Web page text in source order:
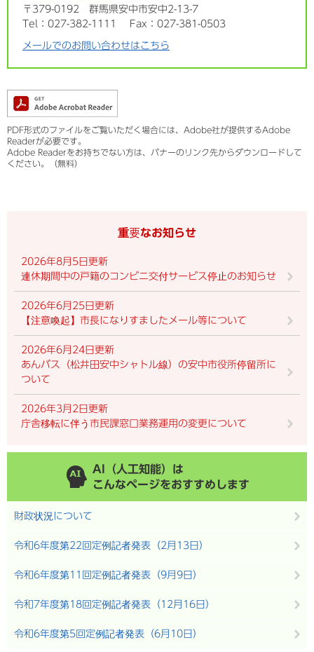
〒379-0192
群馬県安中市安中2-13-7
Tel：027-382-1111
Fax：027-381-0503
メールでのお問い合わせはこちら
PDF形式のファイルをご覧いただく場合には、Adobe社が提供するAdobe
Readerが必要です。
Adobe Readerをお持ちでない方は、バナーのリンク先からダウンロードして
ください。（無料）
重要なお知らせ
2026年8月5日更新
連休期間中の戸籍のコンビニ交付サービス停止のお知らせ
2026年6月25日更新
【注意喚起】市長になりすましたメール等について
2026年6月24日更新
あんバス（松井田安中シャトル線）の安中市役所停留所に
ついて
2026年3月2日更新
庁舎移転に伴う市民課窓口業務運用の変更について
AI（人工知能）は
こんなページをおすすめします
財政状況について
令和6年度第22回定例記者発表（2月13日）
令和6年度第11回定例記者発表（9月9日）
令和7年度第18回定例記者発表（12月16日）
令和6年度第5回定例記者発表（6月10日）